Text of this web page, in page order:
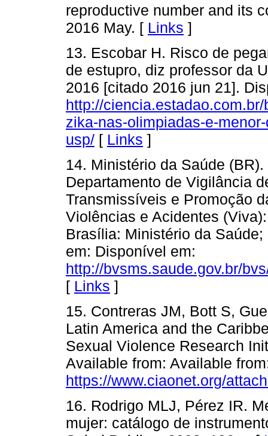
reproductive number and its
2016 May. [ Links ]
13. Escobar H. Risco de
de estupro, diz professor da
2016 [citado 2016 jun 21].
http://
zika-nas-olimpiadas-e-
usp/ [ Links ]
14. Ministério da Saúde
Departamento de Vigilância
Transmissíveis e Promoção
Violências e Acidentes
Brasília: Ministério da
em: Disponível em:
http://bvsms.saude.gov.br/
[ Links ]
15. Contreras JM, Bott S,
Latin America and the
Sexual Violence Research
Available from: Available
https://www.ciaonet.org/
16. Rodrigo MLJ, Pérez IR.
mujer: catálogo de